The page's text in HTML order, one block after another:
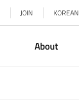
JOIN KOREAN
About